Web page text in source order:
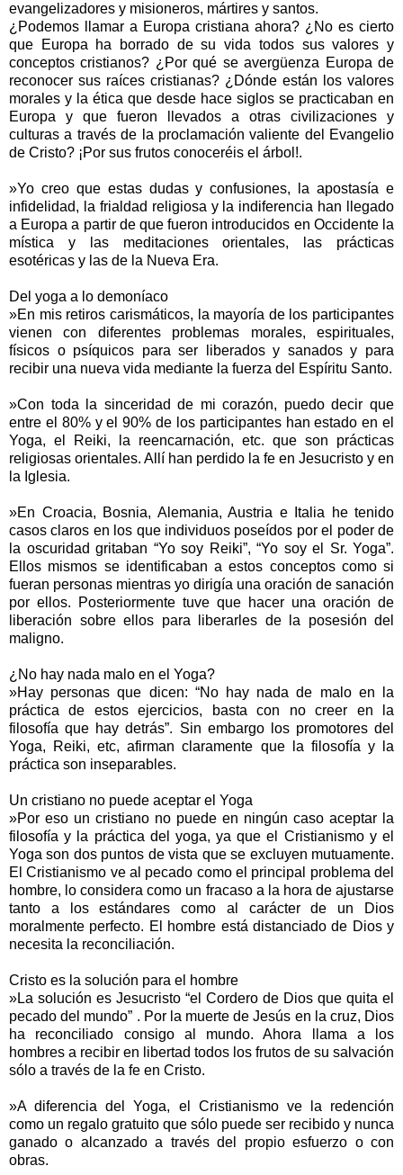
evangelizadores y misioneros, mártires y santos.
¿Podemos llamar a Europa cristiana ahora? ¿No es cierto
que Europa ha borrado de su vida todos sus valores y
conceptos cristianos? ¿Por qué se avergüenza Europa de
reconocer sus raíces cristianas? ¿Dónde están los valores
morales y la ética que desde hace siglos se practicaban en
Europa y que fueron llevados a otras civilizaciones y
culturas a través de la proclamación valiente del Evangelio
de Cristo? ¡Por sus frutos conoceréis el árbol!.
»Yo creo que estas dudas y confusiones, la apostasía e
infidelidad, la frialdad religiosa y la indiferencia han llegado
a Europa a partir de que fueron introducidos en Occidente la
mística y las meditaciones orientales, las prácticas
esotéricas y las de la Nueva Era.
Del yoga a lo demoníaco
»En mis retiros carismáticos, la mayoría de los participantes
vienen con diferentes problemas morales, espirituales,
físicos o psíquicos para ser liberados y sanados y para
recibir una nueva vida mediante la fuerza del Espíritu Santo.
»Con toda la sinceridad de mi corazón, puedo decir que
entre el 80% y el 90% de los participantes han estado en el
Yoga, el Reiki, la reencarnación, etc. que son prácticas
religiosas orientales. Allí han perdido la fe en Jesucristo y en
la Iglesia.
»En Croacia, Bosnia, Alemania, Austria e Italia he tenido
casos claros en los que individuos poseídos por el poder de
la oscuridad gritaban “Yo soy Reiki”, “Yo soy el Sr. Yoga”.
Ellos mismos se identificaban a estos conceptos como si
fueran personas mientras yo dirigía una oración de sanación
por ellos. Posteriormente tuve que hacer una oración de
liberación sobre ellos para liberarles de la posesión del
maligno.
¿No hay nada malo en el Yoga?
»Hay personas que dicen: “No hay nada de malo en la
práctica de estos ejercicios, basta con no creer en la
filosofía que hay detrás”. Sin embargo los promotores del
Yoga, Reiki, etc, afirman claramente que la filosofía y la
práctica son inseparables.
Un cristiano no puede aceptar el Yoga
»Por eso un cristiano no puede en ningún caso aceptar la
filosofía y la práctica del yoga, ya que el Cristianismo y el
Yoga son dos puntos de vista que se excluyen mutuamente.
El Cristianismo ve al pecado como el principal problema del
hombre, lo considera como un fracaso a la hora de ajustarse
tanto a los estándares como al carácter de un Dios
moralmente perfecto. El hombre está distanciado de Dios y
necesita la reconciliación.
Cristo es la solución para el hombre
»La solución es Jesucristo “el Cordero de Dios que quita el
pecado del mundo” . Por la muerte de Jesús en la cruz, Dios
ha reconciliado consigo al mundo. Ahora llama a los
hombres a recibir en libertad todos los frutos de su salvación
sólo a través de la fe en Cristo.
»A diferencia del Yoga, el Cristianismo ve la redención
como un regalo gratuito que sólo puede ser recibido y nunca
ganado o alcanzado a través del propio esfuerzo o con
obras.